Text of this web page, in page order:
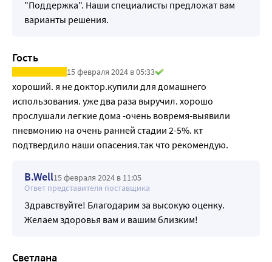
"Поддержка". Наши специалисты предложат вам
варианты решения.
Гость
15 февраля 2024 в 05:33
хороший. я не доктор.купили для домашнего
использования. уже два раза выручил. хорошо
прослушали легкие дома -очень вовремя-выявили
пневмонию на очень ранней стадии 2-5%. кт
подтвердило наши опасения.так что рекомендую.
B.Well15 февраля 2024 в 11:05
Ответ представителя поставщика
Здравствуйте! Благодарим за высокую оценку.
Желаем здоровья вам и вашим близким!
Светлана